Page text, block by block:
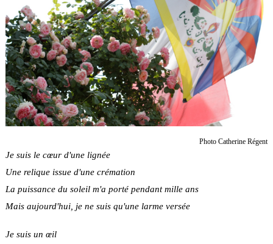
Photo Catherine Régent
Je suis le cœur d'une lignée
Une relique issue d'une crémation
La puissance du soleil m'a porté pendant mille ans
Mais aujourd'hui, je ne suis qu'une larme versée
Je suis un œil